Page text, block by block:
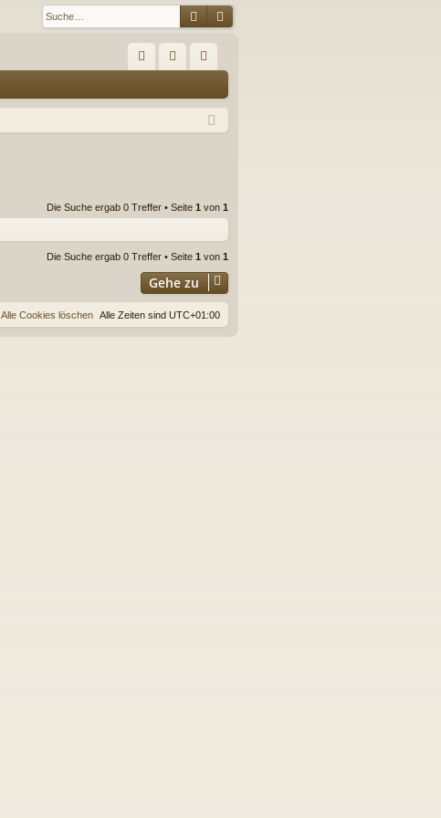
SucheErweiterte Suche
Q m ist
Die Suche ergab 0 Treffer • Seite 1 von 1
Die Suche ergab 0 Treffer • Seite 1 von 1
Gehe zu
Alle Zeiten sind UTC+01:00
Alle Cookies löschen